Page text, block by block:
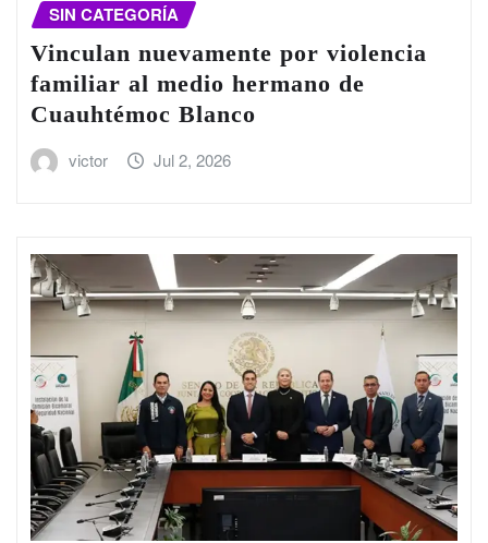
SIN CATEGORÍA
Vinculan nuevamente por violencia
familiar al medio hermano de
Cuauhtémoc Blanco
victor Jul 2, 2026